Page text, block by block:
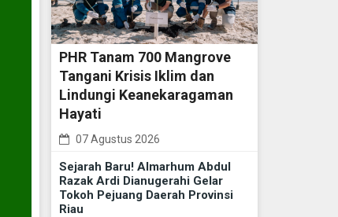
PHR Tanam 700 Mangrove
Tangani Krisis Iklim dan
Lindungi Keanekaragaman
Hayati
07 Agustus 2026
Sejarah Baru! Almarhum Abdul
Razak Ardi Dianugerahi Gelar
Tokoh Pejuang Daerah Provinsi
Riau